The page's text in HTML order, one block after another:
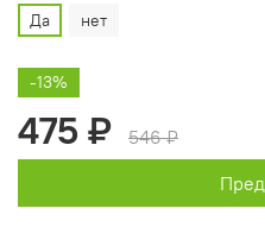
Да нет
-13%
475 ₽
546 ₽